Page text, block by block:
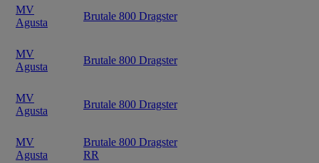
MV
Agusta
Brutale 800 Dragster
MV
Agusta
Brutale 800 Dragster
MV
Agusta
Brutale 800 Dragster
MV
Agusta
Brutale 800 Dragster
RR